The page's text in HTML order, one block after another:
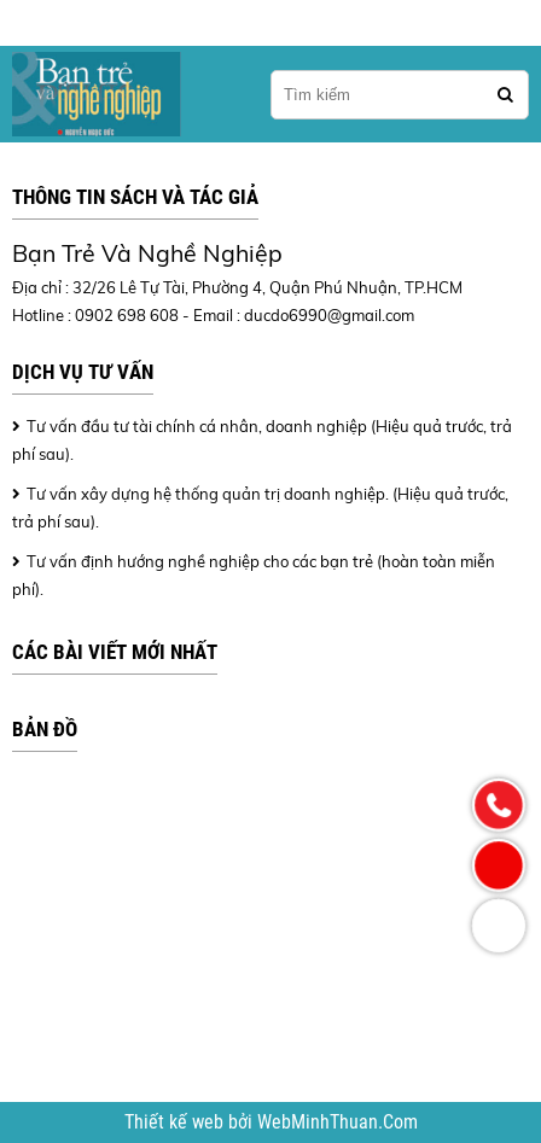
THÔNG TIN SÁCH VÀ TÁC GIẢ
Bạn Trẻ Và Nghề Nghiệp
Địa chỉ : 32/26 Lê Tự Tài, Phường 4, Quận Phú Nhuận, TP.HCM
Hotline : 0902 698 608 - Email :ducdo6990@gmail.com
DỊCH VỤ TƯ VẤN
Tư vấn đầu tư tài chính cá nhân, doanh nghiệp (Hiệu quả trước, trả
phí sau).
Tư vấn xây dựng hệ thống quản trị doanh nghiệp. (Hiệu quả trước,
trả phí sau).
Tư vấn định hướng nghề nghiệp cho các bạn trẻ (hoàn toàn miễn
phí).
CÁC BÀI VIẾT MỚI NHẤT
BẢN ĐỒ
Thiết kế web bởi WebMinhThuan.Com